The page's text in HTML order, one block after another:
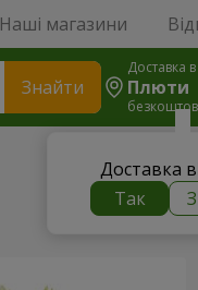
Наші магазини
Знайти
Доставка в
Плюти
Доставка в
Так